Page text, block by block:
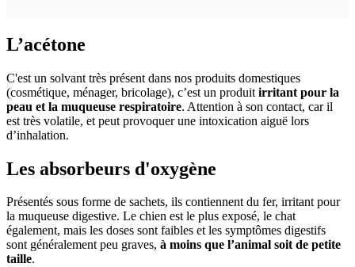
L’acétone
C'est un solvant très présent dans nos produits domestiques
(cosmétique, ménager, bricolage), c’est un produit irritant pour la
peau et la muqueuse respiratoire. Attention à son contact, car il
est très volatile, et peut provoquer une intoxication aiguë lors
d’inhalation.
Les absorbeurs d'oxygène
Présentés sous forme de sachets, ils contiennent du fer, irritant pour
la muqueuse digestive. Le chien est le plus exposé, le chat
également, mais les doses sont faibles et les symptômes digestifs
sont généralement peu graves, à moins que l’animal soit de petite
taille.